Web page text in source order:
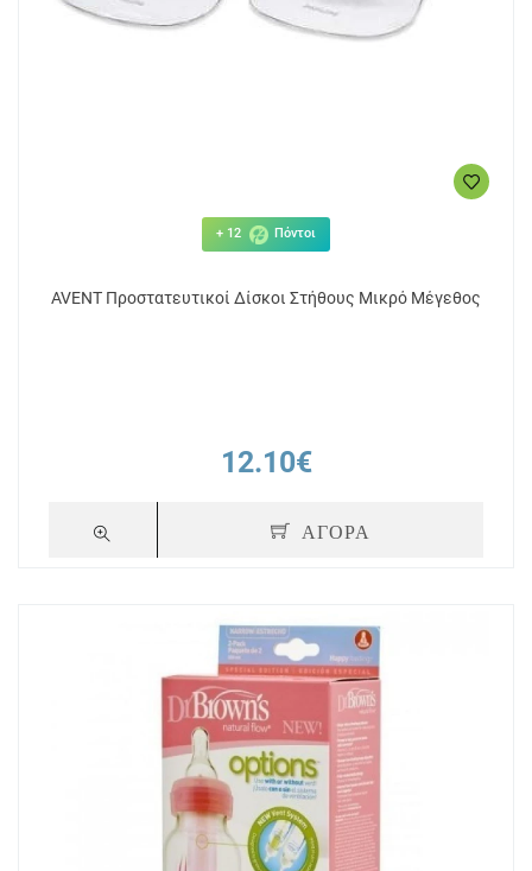
+ 12 Πόντοι
AVENT Προστατευτικοί Δίσκοι Στήθους Μικρό Μέγεθος
12.10€
ΑΓΟΡΑ